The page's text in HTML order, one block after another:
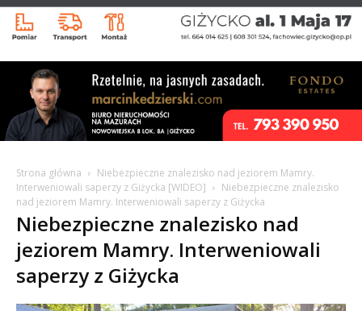
Strona główna
Niebezpieczne znalezisko nad jeziorem Mamry.
Interweniowali saperzy z Giżycka [WIDEO]
Niebezpieczne znalezisko
nad jeziorem Mamry. Interweniowali saperzy z Giżycka
Niebezpieczne znalezisko nad
jeziorem Mamry. Interweniowali
saperzy z Giżycka